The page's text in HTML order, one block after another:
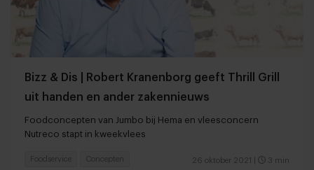
Bizz & Dis | Robert Kranenborg geeft Thrill Grill
uit handen en ander zakennieuws
Foodconcepten van Jumbo bij Hema en vleesconcern
Nutreco stapt in kweekvlees
26 oktober 2021 3 min
Foodservice Concepten